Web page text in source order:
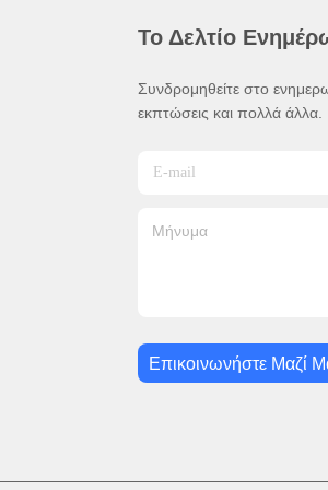
Το Δελτίο
Συνδρομηθείτε στο
εκπτώσεις και πολλά άλλα.
Επικοινωνήστε Μαζί